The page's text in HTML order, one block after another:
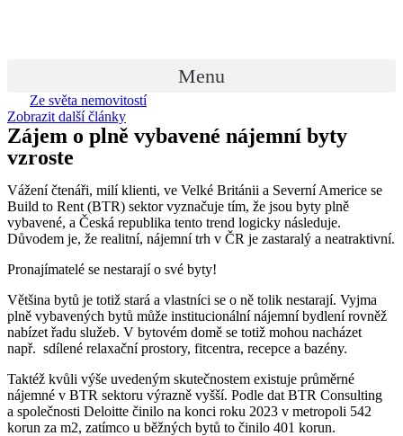
Menu
Ze světa nemovitostí
Zobrazit další články
Zájem o plně vybavené nájemní byty
vzroste
Vážení čtenáři, milí klienti, ve Velké Británii a Severní Americe se
Build to Rent (BTR) sektor vyznačuje tím, že jsou byty plně
vybavené, a Česká republika tento trend logicky následuje.
Důvodem je, že realitní, nájemní trh v ČR je zastaralý a neatraktivní.
Pronajímatelé se nestarají o své byty!
Většina bytů je totiž stará a vlastníci se o ně tolik nestarají. Vyjma
plně vybavených bytů může institucionální nájemní bydlení rovněž
nabízet řadu služeb. V bytovém domě se totiž mohou nacházet
např. sdílené relaxační prostory, fitcentra, recepce a bazény.
Taktéž kvůli výše uvedeným skutečnostem existuje průměrné
nájemné v BTR sektoru výrazně vyšší. Podle dat BTR Consulting
a společnosti Deloitte činilo na konci roku 2023 v metropoli 542
korun za m2, zatímco u běžných bytů to činilo 401 korun.